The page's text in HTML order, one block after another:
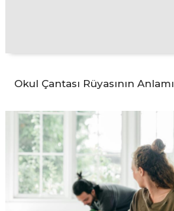
Okul Çantası Rüyasının Anlamı